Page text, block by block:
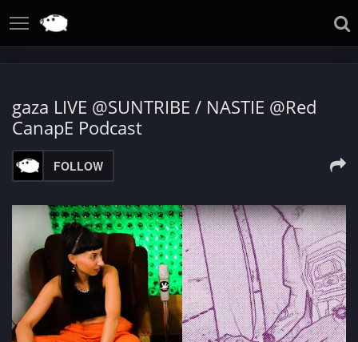
gaza LIVE @SUNTRIBE / NASTIE @Red
CanapE Podcast
FOLLOW